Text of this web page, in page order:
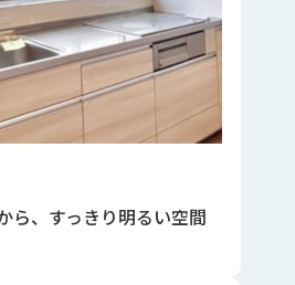
ら、すっきり明るい空間